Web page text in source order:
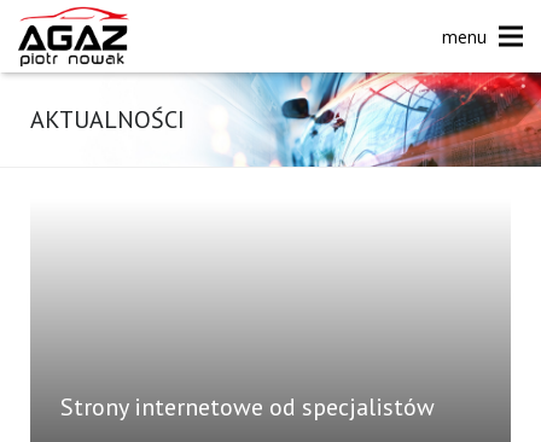
menu
AKTUALNOŚCI
Strony internetowe od specjalistów